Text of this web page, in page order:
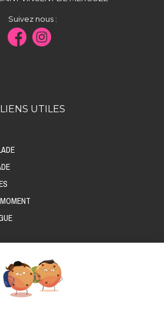
Suivez nous :
LIENS UTILES
SON MUR D'ESCALADE ?
SON TAPIS D'ESCALADE ?
SES PRISES D'ESCALADE ?